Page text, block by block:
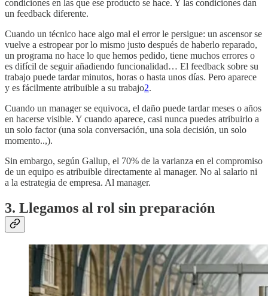
condiciones en las que ese producto se hace. Y las condiciones dan
un feedback diferente.
Cuando un técnico hace algo mal el error le persigue: un ascensor se
vuelve a estropear por lo mismo justo después de haberlo reparado,
un programa no hace lo que hemos pedido, tiene muchos errores o
es difícil de seguir añadiendo funcionalidad… El feedback sobre su
trabajo puede tardar minutos, horas o hasta unos días. Pero aparece
y es fácilmente atribuible a su trabajo2.
Cuando un manager se equivoca, el daño puede tardar meses o años
en hacerse visible. Y cuando aparece, casi nunca puedes atribuirlo a
un solo factor (una sola conversación, una sola decisión, un solo
momento..,).
Sin embargo, según Gallup, el 70% de la varianza en el compromiso
de un equipo es atribuible directamente al manager. No al salario ni
a la estrategia de empresa. Al manager.
3. Llegamos al rol sin preparación